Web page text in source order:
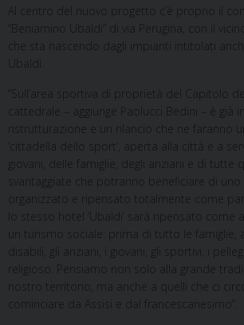
Al centro del nuovo progetto c’è proprio il
“Beniamino Ubaldi” di via Perugina, con il
che sta nascendo dagli impianti intitolati
Ubaldi.
“Sull’area sportiva di proprietà del Capitolo
cattedrale – aggiunge Paolucci Bedini – è
ristrutturazione e un rilancio che ne faranno
‘cittadella dello sport’, aperta alla città e a
giovani, delle famiglie, degli anziani e di tutte
svantaggiate che potranno beneficiare di
organizzato e ripensato totalmente come
lo stesso hotel ‘Ubaldi’ sarà ripensato
un turismo sociale: prima di tutto le famiglie,
disabili, gli anziani, i giovani, gli sportivi, i
religioso. Pensiamo non solo alla grande
nostro territorio, ma anche a quelli che ci
cominciare da Assisi e dal francescanesimo”.